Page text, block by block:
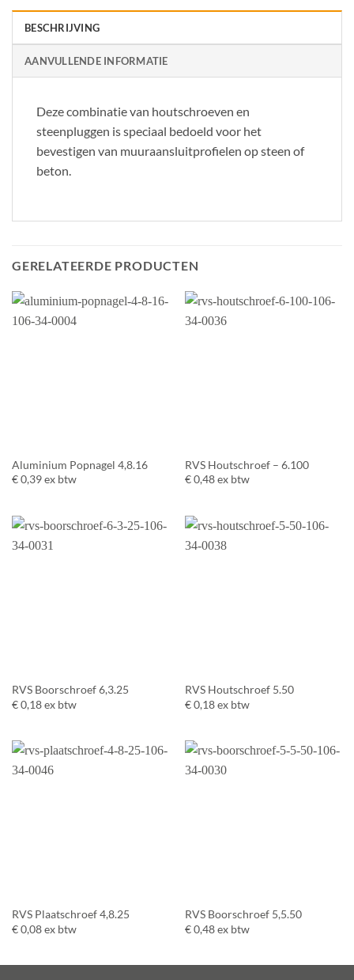
BESCHRIJVING
AANVULLENDE INFORMATIE
Deze combinatie van houtschroeven en
steenpluggen is speciaal bedoeld voor het
bevestigen van muuraansluitprofielen op steen of
beton.
GERELATEERDE PRODUCTEN
Aluminium Popnagel 4,8.16
€0,39 ex btw
RVS Houtschroef – 6.100
€0,48 ex btw
RVS Boorschroef 6,3.25
€0,18 ex btw
RVS Houtschroef 5.50
€0,18 ex btw
RVS Plaatschroef 4,8.25
€0,08 ex btw
RVS Boorschroef 5,5.50
€0,48 ex btw